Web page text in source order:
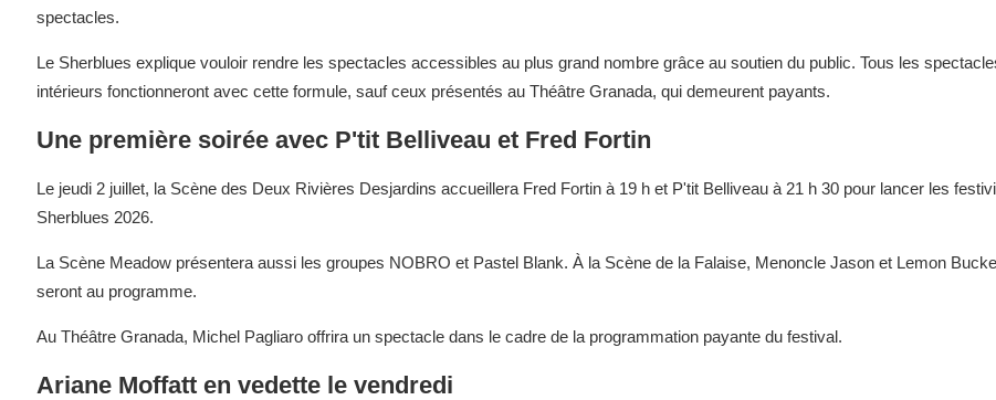
spectacles.
Le Sherblues explique vouloir rendre les spectacles accessibles au plus grand nombre grâce au soutien du public. Tous les
intérieurs fonctionneront avec cette formule, sauf ceux présentés au Théâtre Granada, qui demeurent payants.
Une première soirée avec P'tit Belliveau et Fred Fortin
Le jeudi 2 juillet, la Scène des Deux Rivières Desjardins accueillera Fred Fortin à 19 h et P'tit Belliveau à 21 h 30 pour lancer les
Sherblues 2026.
La Scène Meadow présentera aussi les groupes NOBRO et Pastel Blank. À la Scène de la Falaise, Menoncle Jason et Lemon
seront au programme.
Au Théâtre Granada, Michel Pagliaro offrira un spectacle dans le cadre de la programmation payante du festival.
Ariane Moffatt en vedette le vendredi